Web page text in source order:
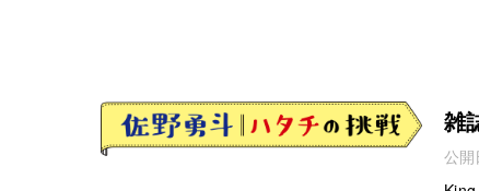
雑
公開